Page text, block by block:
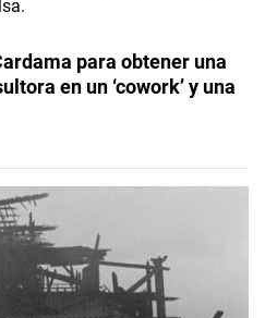
para obtener una
en un ‘cowork’ y una